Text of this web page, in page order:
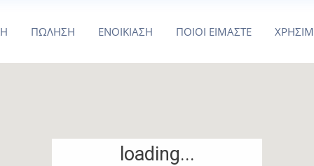
ΠΩΛΗΣΗ ΕΝΟΙΚΙΑΣΗ ΠΟΙΟΙ ΕΙΜΑΣΤΕ
loading...